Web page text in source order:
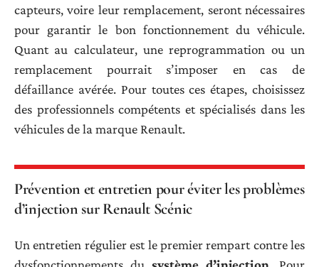
capteurs, voire leur remplacement, seront nécessaires
pour garantir le bon fonctionnement du véhicule.
Quant au calculateur, une reprogrammation ou un
remplacement pourrait s’imposer en cas de
défaillance avérée. Pour toutes ces étapes, choisissez
des professionnels compétents et spécialisés dans les
véhicules de la marque Renault.
Prévention et entretien pour éviter les problèmes
d’injection sur Renault Scénic
Un entretien régulier est le premier rempart contre les